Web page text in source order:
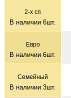
2-х сп
В наличии 6шт.
Евро
В наличии 6шт.
Семейный
В наличии 3шт.